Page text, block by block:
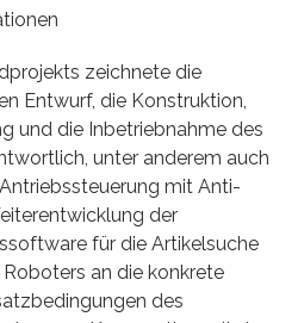
zeichnete die
Entwurf, die Konstruktion,
und die Inbetriebnahme des
unter anderem auch
mit Anti-
der
für die Artikelsuche
an die konkrete
des